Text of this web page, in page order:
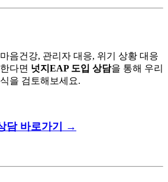
음건강, 관리자 대응, 위기 상황 대응
다면 넛지EAP 도입 상담을 통해 우리
을 검토해보세요.
담 바로가기 →